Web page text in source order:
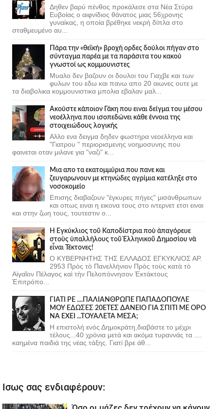
Δηθεν βαρύ πένθος προκάλεσε στα Νέα Στύρα
Ευβοίας ο αιφνίδιος θάνατος μιας 56χρονης
γυναίκας, η οποία βρέθηκε νεκρή δίπλα στο
σταθμευμένο αυ...
Πάρα την «θεϊκή» βροχή ορδες δούλοι πήγαν στο
σύνταγμα παρέα με τα παράσιτα του κακού
γνωστοί ως κομμουνιστες
Μυαλο δεν βαζουν οι δουλοι του Γιαχβε και των
φυλων του εδω και πανω απο 20 αιωνες ουτε με
τα διαβολικα κομμουνιστικα μπολια εβαλαν μαλ...
Ακούστε κάποιον Γάκη που ειναι δείγμα του μέσου
νεοέλληνα που ισοπεδώνει κάθε έννοια της
στοιχειώδους λογικής
Αλλο ενα δειγμα δηδεν φωστηρα νεοελληνα και
"Γιατρου " περιορισμενης νοημοσυνης που
φαινεται οταν μιλανε για "ναζι" κ...
Μια απο τα εκατομμύρια που πανε και
ζευγαρωνουν με κτηνώδες αγρίμια κατέληξε στο
νοσοκομείο
Επισης διαβαζουν "έγκυρες πήγες" μισάνθρωπων
και οπως ειναι η εικονα τους στο ιντερνετ ετσι ειναι
και στην ζωη τους, τουτεστιν ο...
Ἡ Ἐγκύκλιος τοῦ Καποδίστρια ποὺ ἀπαγόρευε
στοὺς ὑπαλλήλους τοῦ Ἑλληνικοῦ Δημοσίου νὰ
εἶναι Τέκτονες!
Ο ΚΥΒΕΡΝΗΤΗΣ ΤΗΣ ΕΛΛΑΔΟΣ ΕΓΚΥΚΛΙΟΣ ΑΡ.
2953 Πρὸς τὸ Πανελλήνιον Πρὸς τοὺς κατὰ τὸ
Αἰγαῖον Πέλαγος καὶ τὴν Πελοπόννησον Ἐκτάκτους
Ἐπιτρόπο...
ΓΙΑΤΙ ΡΕ ....ΠΑΛΙΑΝΘΡΩΠΕ ΠΑΠΑΔΟΠΟΥΛΕ
ΜΟΥ ΕΔΩΣΕΣ 20ΕΤΕΣ ΔΑΝΕΙΟ ΓΙΑ ΣΠΙΤΙ ΜΕ ΟΡΟ
ΝΑ ΕΧΕΙ ...ΤΟΥΑΛΕΤΑ ΜΕΣΑ;
Η επιστολή ενός Δημοκράτη,διαβάστε το μέχρι
τέλους...40 χρόνια μετά και ακόμα τυραννάς τα ....
καημένα παιδιά της νέας τάξης. Γιατί βρε άθ...